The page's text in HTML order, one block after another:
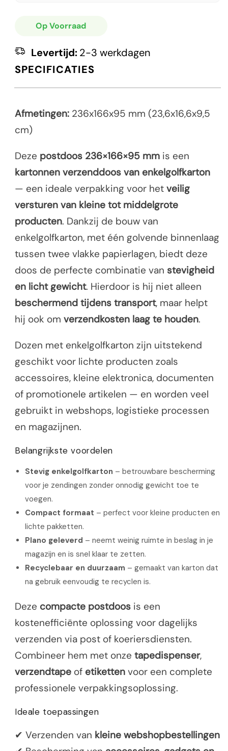
Op Voorraad
Levertijd:2-3 werkdagen
SPECIFICATIES
Afmetingen: 236x166x95 mm (23,6x16,6x9,5
cm)
Deze postdoos 236×166×95 mm is een
kartonnen verzenddoos van enkelgolfkarton
— een ideale verpakking voor het veilig
versturen van kleine tot middelgrote
producten. Dankzij de bouw van
enkelgolfkarton, met één golvende binnenlaag
tussen twee vlakke papierlagen, biedt deze
doos de perfecte combinatie van stevigheid
en licht gewicht. Hierdoor is hij niet alleen
beschermend tijdens transport, maar helpt
hij ook om verzendkosten laag te houden.
Dozen met enkelgolfkarton zijn uitstekend
geschikt voor lichte producten zoals
accessoires, kleine elektronica, documenten
of promotionele artikelen — en worden veel
gebruikt in webshops, logistieke processen
en magazijnen.
Belangrijkste voordelen
Stevig enkelgolfkarton – betrouwbare bescherming
voor je zendingen zonder onnodig gewicht toe te
voegen.
Compact formaat – perfect voor kleine producten en
lichte pakketten.
Plano geleverd – neemt weinig ruimte in beslag in je
magazijn en is snel klaar te zetten.
Recyclebaar en duurzaam – gemaakt van karton dat
na gebruik eenvoudig te recyclen is.
Deze compacte postdoos is een
kostenefficiënte oplossing voor dagelijks
verzenden via post of koeriersdiensten.
Combineer hem met onze tapedispenser,
verzendtape of etiketten voor een complete
professionele verpakkingsoplossing.
Ideale toepassingen
✔ Verzenden van kleine webshopbestellingen